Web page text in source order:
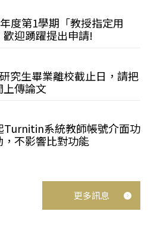
度第1學期「教授指定用
歡迎踴躍提出申請!
究生畢業離校截止日，請把
上傳論文
Turnitin系統教師帳號介面功
，不影響比對功能
更多訊息